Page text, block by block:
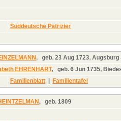
Süddeutsche Patrizier
, geb. 23 Aug 1723, Augsburg
EHRENHART, geb. 6 Jun 1735,
Familienblatt | Familientafel
, geb. 1809